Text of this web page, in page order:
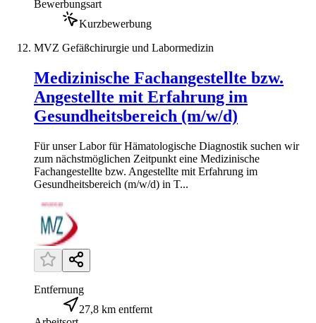
Bewerbungsart
Kurzbewerbung
MVZ Gefäßchirurgie und Labormedizin
Medizinische Fachangestellte bzw.
Angestellte mit Erfahrung im
Gesundheitsbereich (m/w/d)
Für unser Labor für Hämatologische Diagnostik suchen wir
zum nächstmöglichen Zeitpunkt eine Medizinische
Fachangestellte bzw. Angestellte mit Erfahrung im
Gesundheitsbereich (m/w/d) in T...
Entfernung
27,8 km entfernt